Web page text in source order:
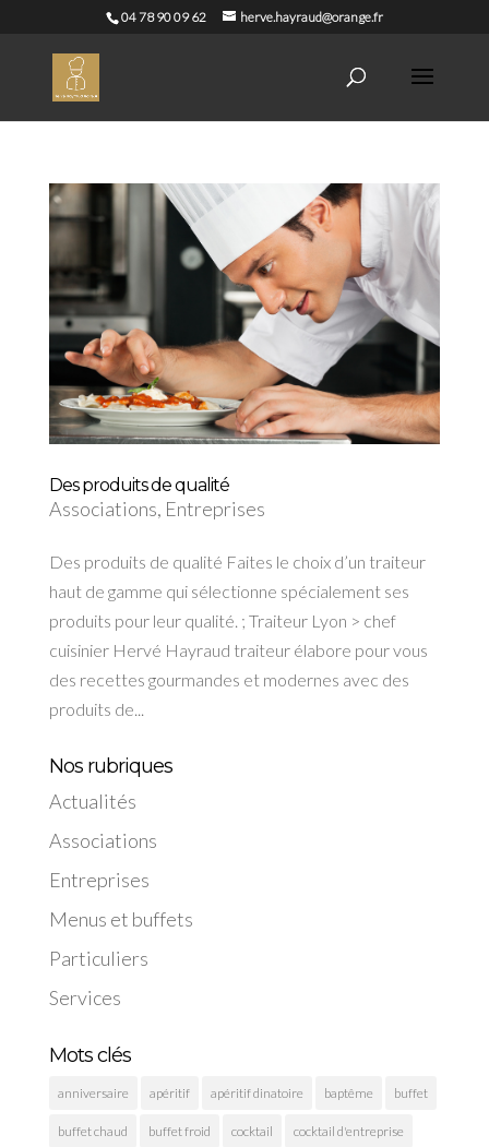
04 78 90 09 62 herve.hayraud@orange.fr
Des produits de qualité
Associations, Entreprises
Des produits de qualité Faites le choix d’un traiteur
haut de gamme qui sélectionne spécialement ses
produits pour leur qualité. ; Traiteur Lyon > chef
cuisinier Hervé Hayraud traiteur élabore pour vous
des recettes gourmandes et modernes avec des
produits de...
Nos rubriques
Actualités
Associations
Entreprises
Menus et buffets
Particuliers
Services
Mots clés
anniversaire apéritif apéritif dinatoire baptême buffet
buffet chaud buffet froid cocktail cocktail d'entreprise